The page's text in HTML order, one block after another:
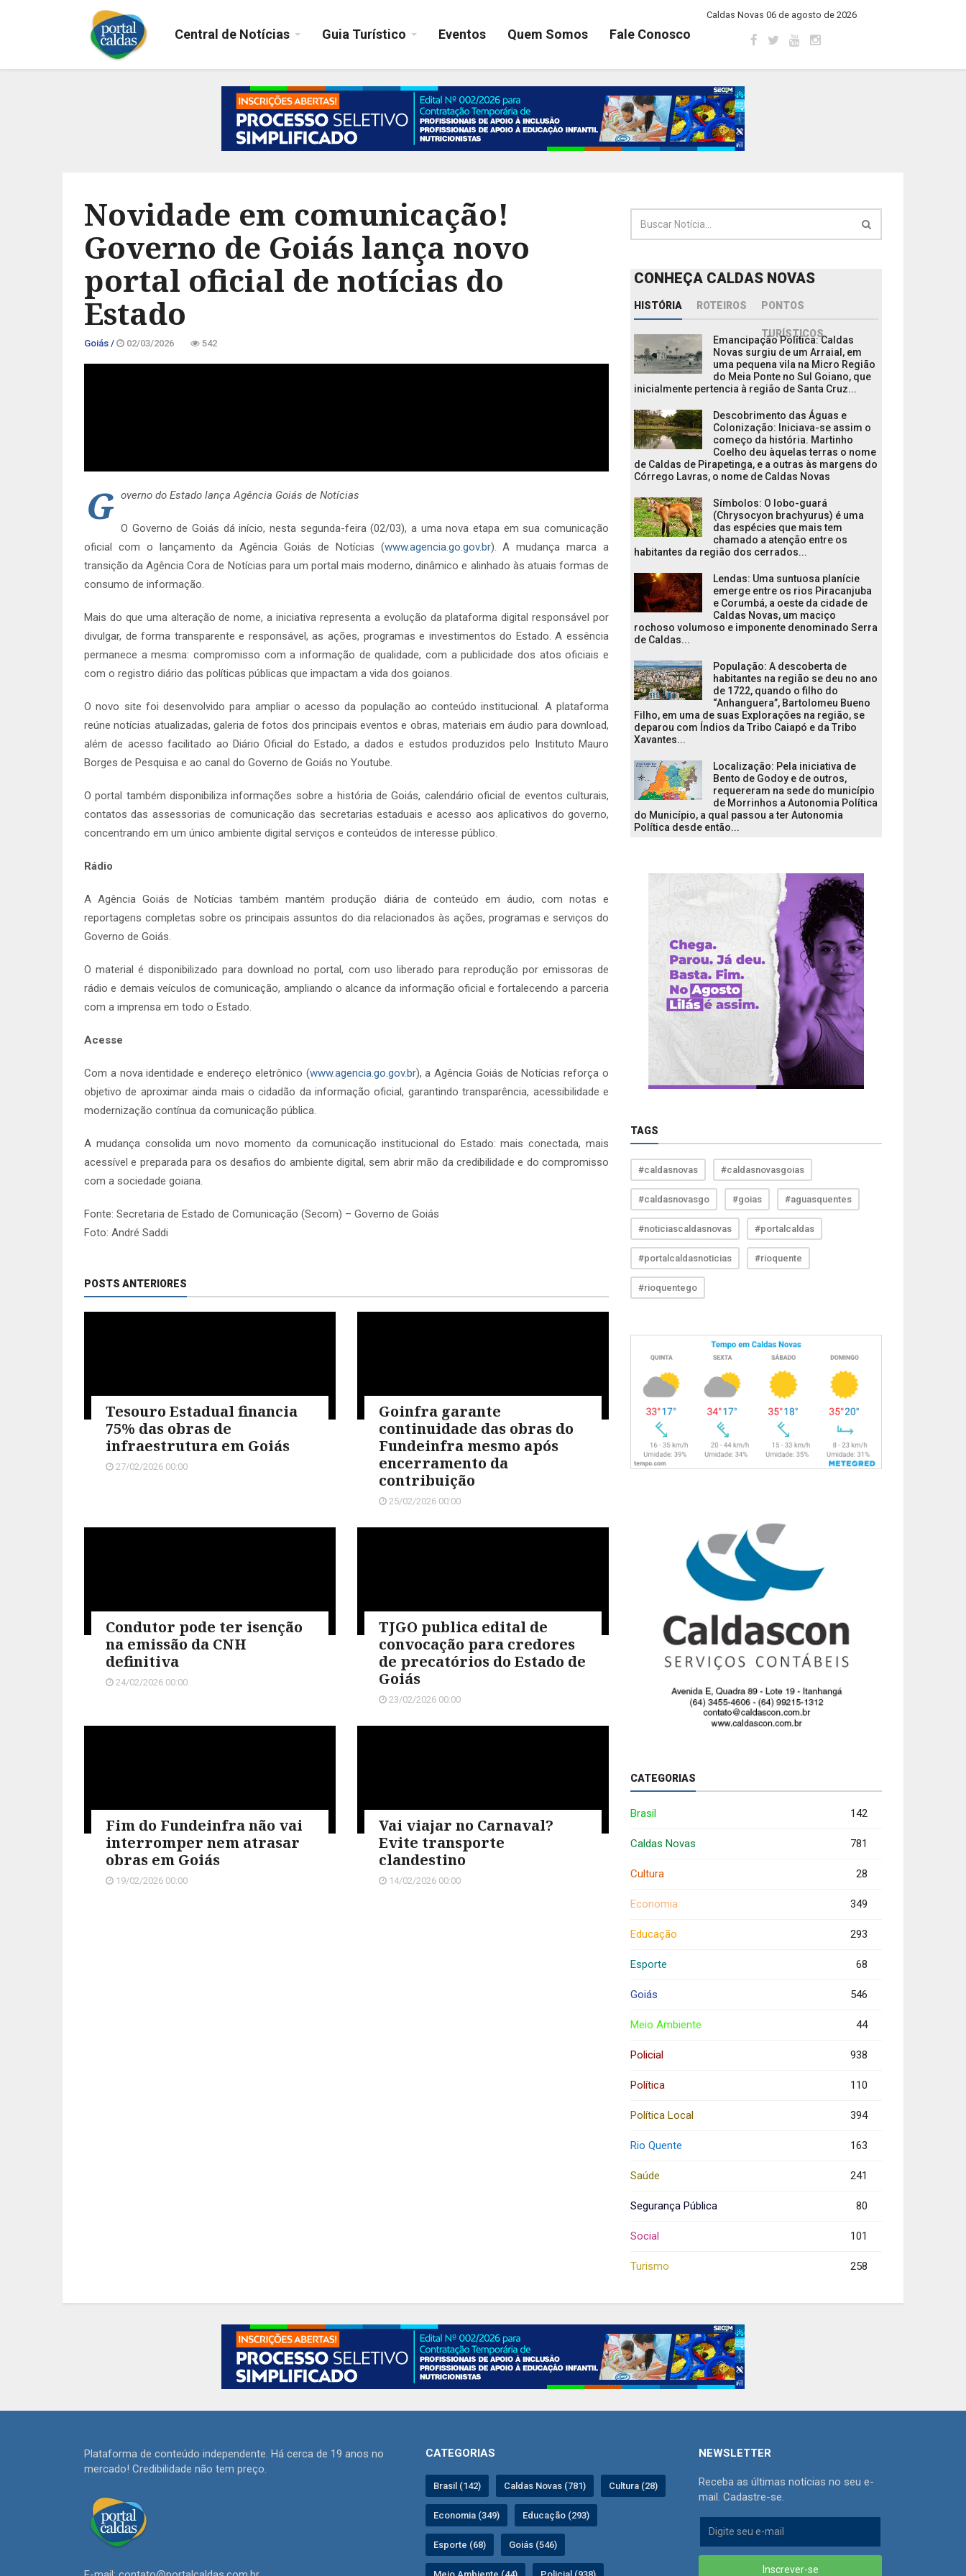
Central de Notícias Guia Turístico Eventos Quem Somos Fale Conosco
Caldas Novas 06 de agosto de 2026
Novidade em comunicação!
Governo de Goiás lança novo
portal oficial de notícias do
Estado
Goiás / 02/03/2026 542
G overno do Estado lança Agência Goiás de Notícias
O Governo de Goiás dá início, nesta segunda-feira (02/03), a uma nova etapa em sua comunicação
oficial com o lançamento da Agência Goiás de Notícias (www.agencia.go.gov.br). A mudança marca a
transição da Agência Cora de Notícias para um portal mais moderno, dinâmico e alinhado às atuais formas de
consumo de informação.
Mais do que uma alteração de nome, a iniciativa representa a evolução da plataforma digital responsável por
divulgar, de forma transparente e responsável, as ações, programas e investimentos do Estado. A essência
permanece a mesma: compromisso com a informação de qualidade, com a publicidade dos atos oficiais e
com o registro diário das políticas públicas que impactam a vida dos goianos.
O novo site foi desenvolvido para ampliar o acesso da população ao conteúdo institucional. A plataforma
reúne notícias atualizadas, galeria de fotos dos principais eventos e obras, materiais em áudio para download,
além de acesso facilitado ao Diário Oficial do Estado, a dados e estudos produzidos pelo Instituto Mauro
Borges de Pesquisa e ao canal do Governo de Goiás no Youtube.
O portal também disponibiliza informações sobre a história de Goiás, calendário oficial de eventos culturais,
contatos das assessorias de comunicação das secretarias estaduais e acesso aos aplicativos do governo,
concentrando em um único ambiente digital serviços e conteúdos de interesse público.
Rádio
A Agência Goiás de Notícias também mantém produção diária de conteúdo em áudio, com notas e
reportagens completas sobre os principais assuntos do dia relacionados às ações, programas e serviços do
Governo de Goiás.
O material é disponibilizado para download no portal, com uso liberado para reprodução por emissoras de
rádio e demais veículos de comunicação, ampliando o alcance da informação oficial e fortalecendo a parceria
com a imprensa em todo o Estado.
Acesse
Com a nova identidade e endereço eletrônico (www.agencia.go.gov.br), a Agência Goiás de Notícias reforça o
objetivo de aproximar ainda mais o cidadão da informação oficial, garantindo transparência, acessibilidade e
modernização contínua da comunicação pública.
A mudança consolida um novo momento da comunicação institucional do Estado: mais conectada, mais
acessível e preparada para os desafios do ambiente digital, sem abrir mão da credibilidade e do compromisso
com a sociedade goiana.
Fonte: Secretaria de Estado de Comunicação (Secom) – Governo de Goiás
Foto: André Saddi
POSTS ANTERIORES
Tesouro Estadual financia
75% das obras de
infraestrutura em Goiás
27/02/2026 00:00
Goinfra garante
continuidade das obras do
Fundeinfra mesmo após
encerramento da
contribuição
25/02/2026 00:00
Condutor pode ter isenção
na emissão da CNH
definitiva
24/02/2026 00:00
TJGO publica edital de
convocação para credores
de precatórios do Estado de
Goiás
23/02/2026 00:00
Fim do Fundeinfra não vai
interromper nem atrasar
obras em Goiás
19/02/2026 00:00
Vai viajar no Carnaval?
Evite transporte
clandestino
14/02/2026 00:00
CONHEÇA CALDAS NOVAS
HISTÓRIA ROTEIROS PONTOS
TURÍSTICOS
Emancipação Política: Caldas
Novas surgiu de um Arraial, em
uma pequena vila na Micro Região
do Meia Ponte no Sul Goiano, que
inicialmente pertencia à região de Santa Cruz...
Descobrimento das Águas e
Colonização: Iniciava-se assim o
começo da história. Martinho
Coelho deu àquelas terras o nome
de Caldas de Pirapetinga, e a outras às margens do
Córrego Lavras, o nome de Caldas Novas
Símbolos: O lobo-guará
(Chrysocyon brachyurus) é uma
das espécies que mais tem
chamado a atenção entre os
habitantes da região dos cerrados...
Lendas: Uma suntuosa planície
emerge entre os rios Piracanjuba
e Corumbá, a oeste da cidade de
Caldas Novas, um maciço
rochoso volumoso e imponente denominado Serra
de Caldas...
População: A descoberta de
habitantes na região se deu no ano
de 1722, quando o filho do
“Anhanguera”, Bartolomeu Bueno
Filho, em uma de suas Explorações na região, se
deparou com Índios da Tribo Caiapó e da Tribo
Xavantes...
Localização: Pela iniciativa de
Bento de Godoy e de outros,
requereram na sede do município
de Morrinhos a Autonomia Política
do Município, a qual passou a ter Autonomia
Política desde então...
TAGS
#caldasnovas #caldasnovasgoias
#caldasnovasgo #goias #aguasquentes
#noticiascaldasnovas #portalcaldas
#portalcaldasnoticias #rioquente
#rioquentego
CATEGORIAS
Brasil 142
Caldas Novas 781
Cultura 28
Economia 349
Educação 293
Esporte 68
Goiás 546
Meio Ambiente 44
Policial 938
Política 110
Política Local 394
Rio Quente 163
Saúde 241
Segurança Pública 80
Social 101
Turismo 258
Plataforma de conteúdo independente. Há cerca de 19 anos no
mercado! Credibilidade não tem preço.
CATEGORIAS
Brasil (142) Caldas Novas (781) Cultura (28)
Economia (349) Educação (293)
Esporte (68) Goiás (546)
NEWSLETTER
Receba as últimas notícias no seu e-
mail. Cadastre-se.
Inscrever-se